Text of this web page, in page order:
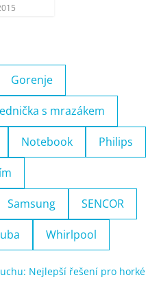
Gorenje
s mrazákem
Notebook Philips
Samsung SENCOR
Whirlpool
Nejlepší řešení pro horké